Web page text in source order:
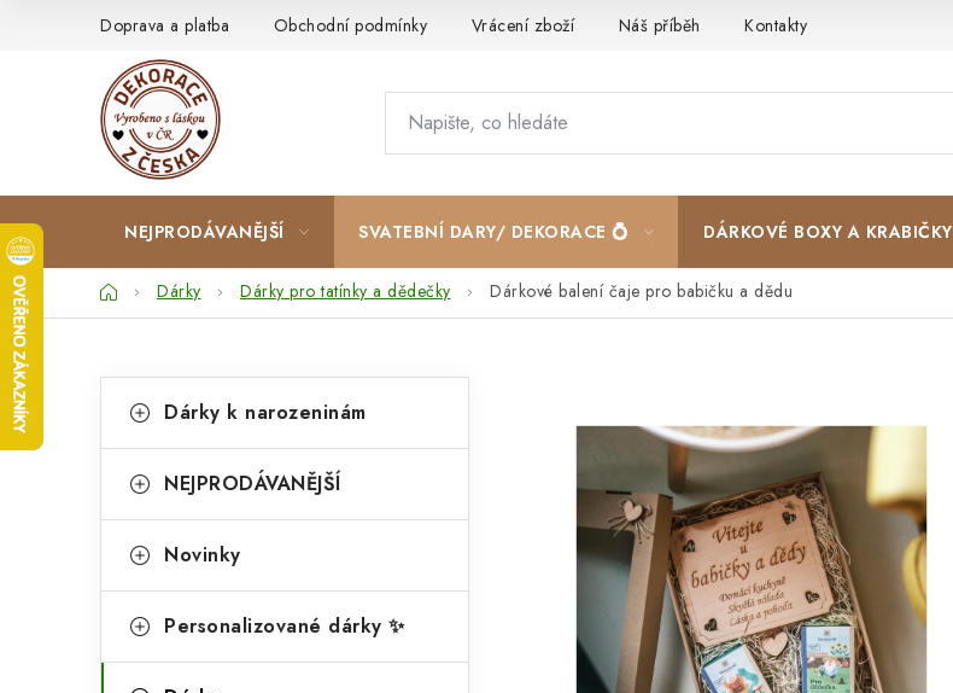
Doprava a platba Obchodní podmínky Vrácení zboží Náš příběh Kontakty
NEJPRODÁVANĚJŠÍ SVATEBNÍ DARY/ DEKORACE 💍 DÁRKOVÉ BOXY A KRABIČKY
DomůDárky Dárky pro tatínky a dědečky Dárkové balení čaje pro babičku a dědu
o
t
r
n
kategorie
a
e
o
i
Dárky k narozeninám
NEJPRODÁVANĚJŠÍ
Novinky
Personalizované dárky ✨